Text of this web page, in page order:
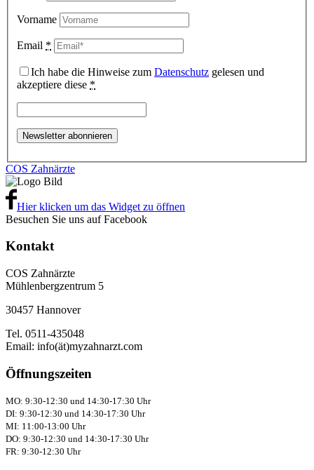
Vorname
Email *
Ich habe die Hinweise zum Datenschutz gelesen und
akzeptiere diese *
COS Zahnärzte
Hier klicken um das Widget zu öffnen
Besuchen Sie uns auf Facebook
Kontakt
COS Zahnärzte
Mühlenbergzentrum 5
30457 Hannover
Tel. 0511-435048
Email: info(ät)myzahnarzt.com
Öffnungszeiten
MO: 9:30-12:30 und 14:30-17:30 Uhr
DI: 9:30-12:30 und 14:30-17:30 Uhr
MI: 11:00-13:00 Uhr
DO: 9:30-12:30 und 14:30-17:30 Uhr
FR: 9:30-12:30 Uhr